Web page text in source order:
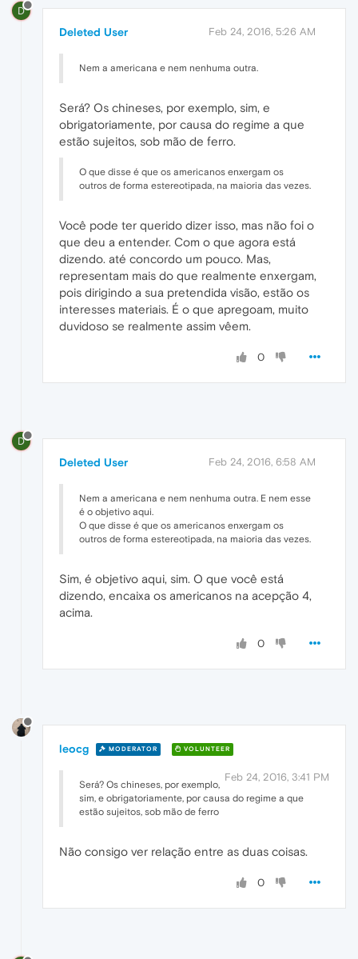
D
Deleted User Feb 24, 2016, 5:26 AM
Nem a americana e nem nenhuma outra.
Será? Os chineses, por exemplo, sim, e
obrigatoriamente, por causa do regime a que
estão sujeitos, sob mão de ferro.
O que disse é que os americanos enxergam os
outros de forma estereotipada, na maioria das vezes.
Você pode ter querido dizer isso, mas não foi o
que deu a entender. Com o que agora está
dizendo. até concordo um pouco. Mas,
representam mais do que realmente enxergam,
pois dirigindo a sua pretendida visão, estão os
interesses materiais. É o que apregoam, muito
duvidoso se realmente assim vêem.
0
D
Deleted User Feb 24, 2016, 6:58 AM
Nem a americana e nem nenhuma outra. E nem esse
é o objetivo aqui.
O que disse é que os americanos enxergam os
outros de forma estereotipada, na maioria das vezes.
Sim, é objetivo aqui, sim. O que você está
dizendo, encaixa os americanos na acepção 4,
acima.
0
leocg MODERATOR VOLUNTEER
Feb 24, 2016, 3:41 PM
Será? Os chineses, por exemplo,
sim, e obrigatoriamente, por causa do regime a que
estão sujeitos, sob mão de ferro
Não consigo ver relação entre as duas coisas.
0